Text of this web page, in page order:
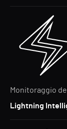
Monitoraggio
Lightning